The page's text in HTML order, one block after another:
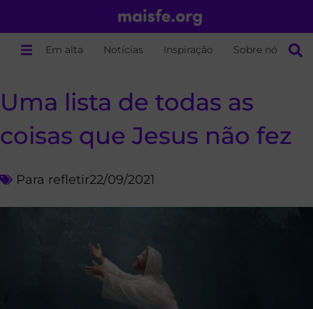
Em alta Notícias Inspiração Sobre nós
Uma lista de todas as
coisas que Jesus não fez
Para refletir22/09/2021